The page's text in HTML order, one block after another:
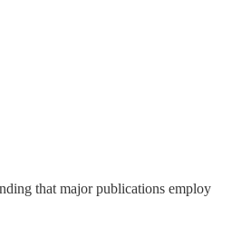
that major publications employ